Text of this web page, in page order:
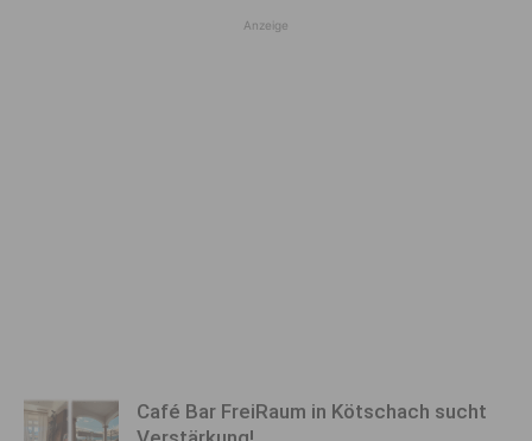
Anzeige
Café Bar FreiRaum in Kötschach sucht